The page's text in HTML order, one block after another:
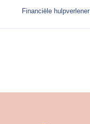
Financiële hulpverlener